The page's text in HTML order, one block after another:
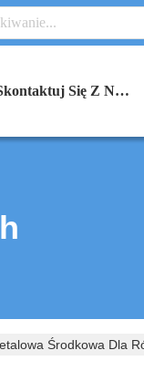
Skontaktuj Się Z Nami
Środkowa Dla